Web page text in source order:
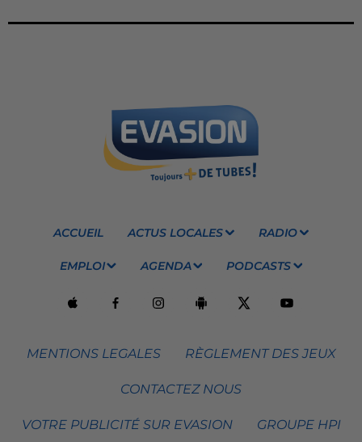
ACCUEIL ACTUS LOCALES RADIO
EMPLOI AGENDA PODCASTS
MENTIONS LEGALES RÈGLEMENT DES JEUX
CONTACTEZ NOUS
VOTRE PUBLICITÉ SUR EVASION GROUPE HPI